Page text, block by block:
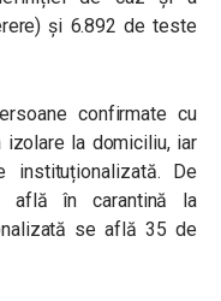
și 6.892 de teste
confirmate cu
izolare la domiciliu, iar
De
află în carantină la
se află 35 de